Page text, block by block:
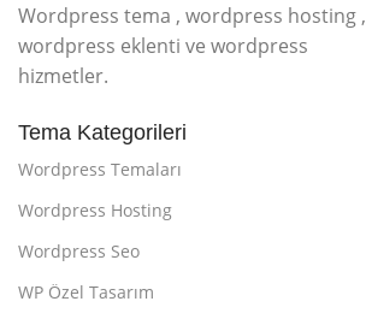
Wordpress tema , wordpress hosting ,
wordpress eklenti ve wordpress
hizmetler.
Tema Kategorileri
Wordpress Temaları
Wordpress Hosting
Wordpress Seo
WP Özel Tasarım